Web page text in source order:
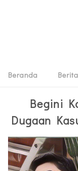
Beranda Berita
Begini
Dugaan